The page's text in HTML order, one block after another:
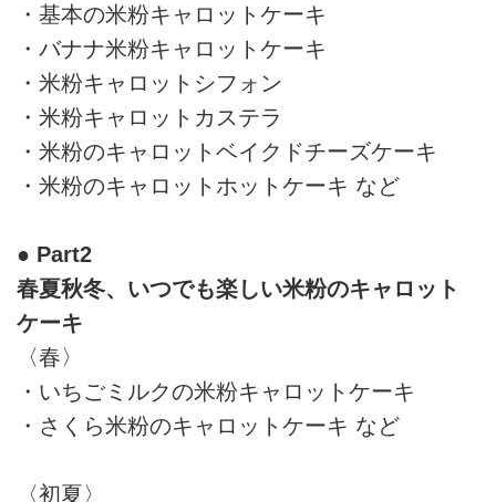
・基本の米粉キャロットケーキ
・バナナ米粉キャロットケーキ
・米粉キャロットシフォン
・米粉キャロットカステラ
・米粉のキャロットベイクドチーズケーキ
・米粉のキャロットホットケーキ など
● Part2
春夏秋冬、いつでも楽しい米粉のキャロット
ケーキ
〈春〉
・いちごミルクの米粉キャロットケーキ
・さくら米粉のキャロットケーキ など
〈初夏〉